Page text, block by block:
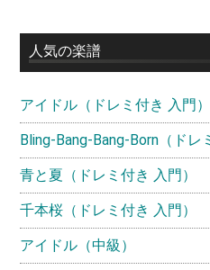
イ
ド
バ
ー
人気の楽譜
アイドル（ドレミ付き 入門）
Bling-Bang-Bang-Born（ドレ
青と夏（ドレミ付き 入門）
千本桜（ドレミ付き 入門）
アイドル（中級）